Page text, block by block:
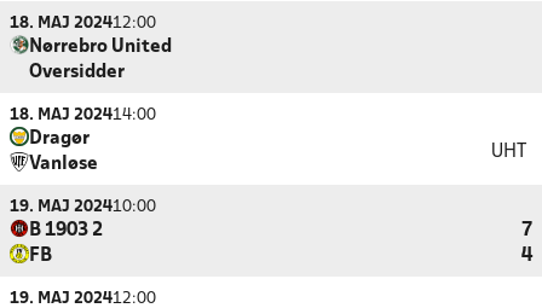
18. MAJ 202412:00
Nørrebro United
Oversidder
18. MAJ 202414:00
Dragør
Vanløse
UHT
19. MAJ 202410:00
B 1903 2
7
FB
4
19. MAJ 202412:00